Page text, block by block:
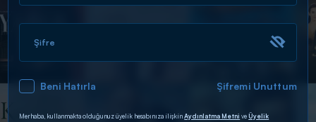
DİĞER SONUÇLAR
Şifre
Beni Hatırla Şifremi Unuttum
Merhaba, kullanmakta olduğunuz üyelik hesabınıza ilişkinAydınlatma Metni veÜyelik